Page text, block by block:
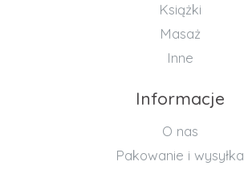
Książki
Masaż
Inne
Informacje
O nas
Pakowanie i wysyłka